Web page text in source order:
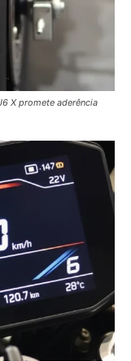
X promete aderência